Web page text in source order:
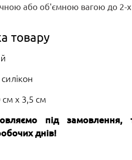
або об'ємною вагою до 2-х
товару
х 3,5 см
під замовлення,
днів!